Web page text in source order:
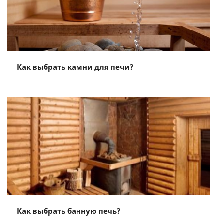
Как выбрать камни для печи?
Как выбрать банную печь?